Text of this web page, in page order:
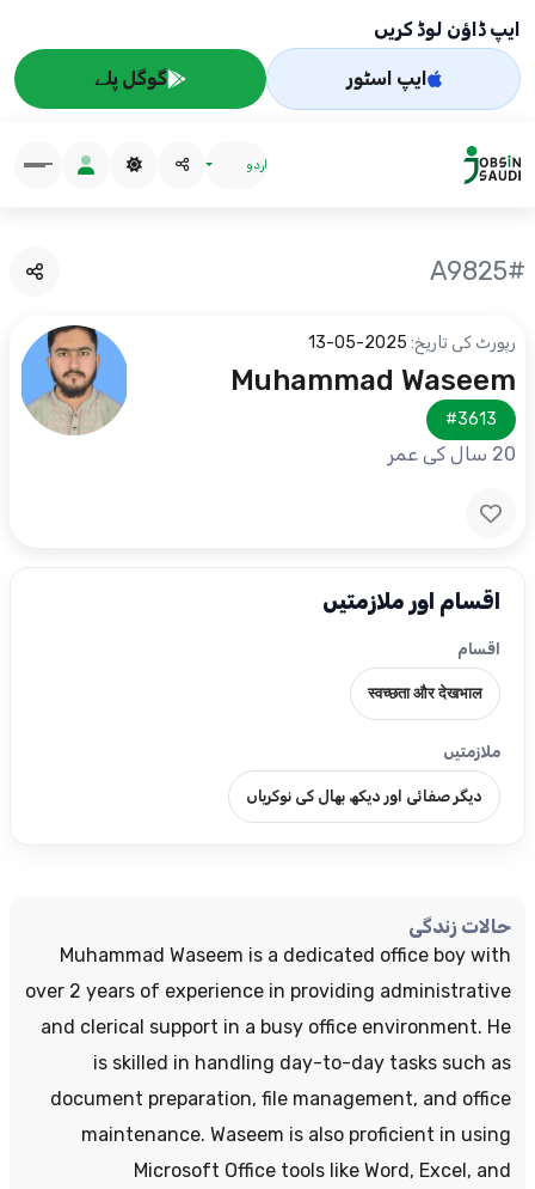
ایپ ڈاؤن لوڈ کریں
ایپ اسٹور گوگل پلے
اردو
#A9825
رپورٹ کی تاریخ: 2025-05-13
Muhammad Waseem
#3613
20 سال کی عمر
اقسام اور ملازمتیں
اقسام
स्वच्छता और देखभाल
ملازمتیں
دیگر صفائی اور دیکھ بھال کی نوکریاں
حالات زندگی
Muhammad Waseem is a dedicated office boy with
over 2 years of experience in providing administrative
and clerical support in a busy office environment. He
is skilled in handling day-to-day tasks such as
document preparation, file management, and office
maintenance. Waseem is also proficient in using
Microsoft Office tools like Word, Excel, and